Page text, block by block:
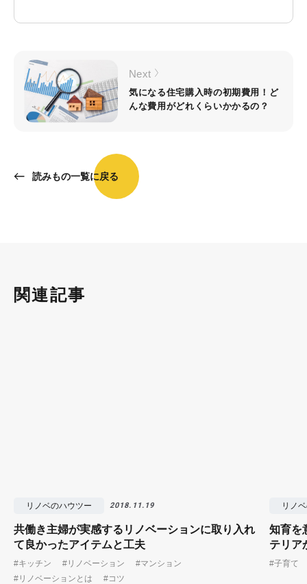
読みもの一覧に戻る
Next
気になる住宅購入時の初期費用！ど
んな費用がどれくらいかかるの？
関連記事
リノベのハウツー 2018.11.19
共働き主婦が実感するリノベーションに取り入れ
て良かったアイテムと工夫
#キッチン #リノベーション
#マンション
#リノベーションとは
#コツ
リノ
知育を
テリア
#子育て